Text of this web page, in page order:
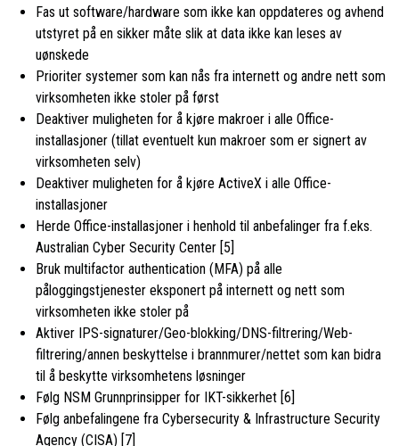
Fas ut software/hardware som ikke kan oppdateres og avhend
utstyret på en sikker måte slik at data ikke kan leses av
uønskede
Prioriter systemer som kan nås fra internett og andre nett som
virksomheten ikke stoler på først
Deaktiver muligheten for å kjøre makroer i alle Office-
installasjoner (tillat eventuelt kun makroer som er signert av
virksomheten selv)
Deaktiver muligheten for å kjøre ActiveX i alle Office-
installasjoner
Herde Office-installasjoner i henhold til anbefalinger fra f.eks.
Australian Cyber Security Center [5]
Bruk multifactor authentication (MFA) på alle
påloggingstjenester eksponert på internett og nett som
virksomheten ikke stoler på
Aktiver IPS-signaturer/Geo-blokking/DNS-filtrering/Web-
filtrering/annen beskyttelse i brannmurer/nettet som kan bidra
til å beskytte virksomhetens løsninger
Følg NSM Grunnprinsipper for IKT-sikkerhet [6]
Følg anbefalingene fra Cybersecurity & Infrastructure Security
Agency (CISA) [7]